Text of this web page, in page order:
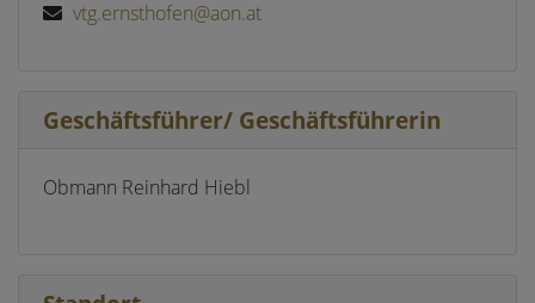
vtg.ernsthofen@aon.at
Geschäftsführer/ Geschäftsführerin
Obmann Reinhard Hiebl